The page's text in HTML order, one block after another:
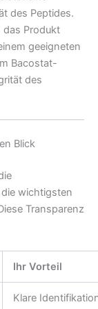
des Peptides.
das Produkt
geeigneten
Bacostat-
des
Blick
wichtigsten
Transparenz
Ihr Vorteil
Klare